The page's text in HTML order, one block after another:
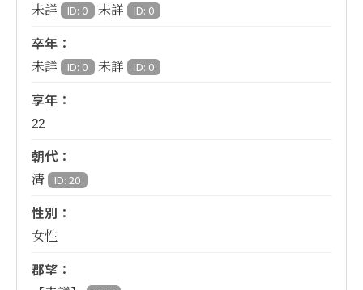
未詳 ID: 0 未詳 ID: 0
卒年：
未詳 ID: 0 未詳 ID: 0
享年：
22
朝代：
清 ID: 20
性別：
女性
郡望：